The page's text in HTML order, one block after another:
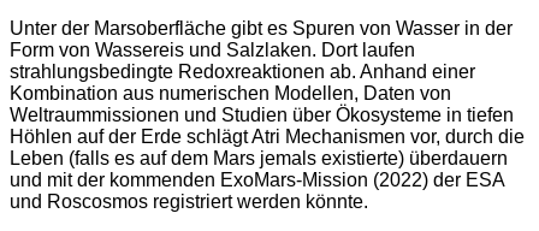
Unter der Marsoberfläche gibt es Spuren von Wasser in der
Form von Wassereis und Salzlaken. Dort laufen
strahlungsbedingte Redoxreaktionen ab. Anhand einer
Kombination aus numerischen Modellen, Daten von
Weltraummissionen und Studien über Ökosysteme in tiefen
Höhlen auf der Erde schlägt Atri Mechanismen vor, durch die
Leben (falls es auf dem Mars jemals existierte) überdauern
und mit der kommenden ExoMars-Mission (2022) der ESA
und Roscosmos registriert werden könnte.